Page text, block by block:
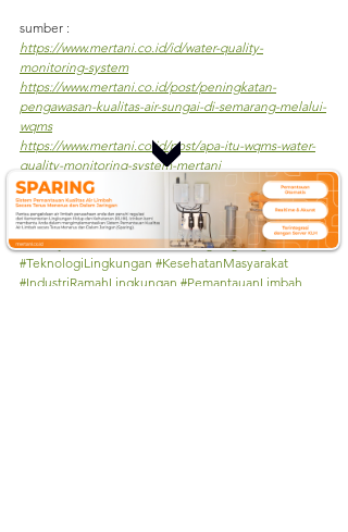
sumber :
https://www.mertani.co.id/id/water-quality-
monitoring-system
https://www.mertani.co.id/post/peningkatan-
pengawasan-kualitas-air-sungai-di-semarang-melalui-
wqms
https://www.mertani.co.id/post/apa-itu-wqms-water-
quality-monitoring-system-mertani
#LimbahIndustri #Pencemaran #Lingkungan
#LimbahCair #Keberlanjutan #SumberAir
#ManajemenLimbah #MonitoringLingkungan
#TeknologiLingkungan #KesehatanMasyarakat
#IndustriRamahLingkungan #PemantauanLimbah